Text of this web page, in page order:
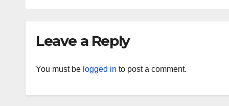
Leave a Reply
You must be logged in to post a comment.